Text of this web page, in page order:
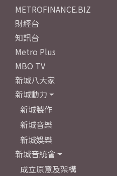
METROFINANCE.BIZ
財經台
知訊台
Metro Plus
MBO TV
新城八大家
新城動力
新城製作
新城音樂
新城娛樂
新城音統會
成立原意及架構